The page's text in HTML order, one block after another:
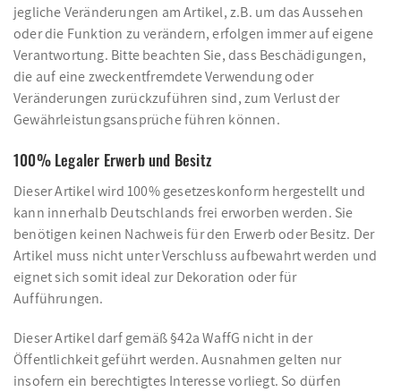
jegliche Veränderungen am Artikel, z.B. um das Aussehen
oder die Funktion zu verändern, erfolgen immer auf eigene
Verantwortung. Bitte beachten Sie, dass Beschädigungen,
die auf eine zweckentfremdete Verwendung oder
Veränderungen zurückzuführen sind, zum Verlust der
Gewährleistungsansprüche führen können.
100% Legaler Erwerb und Besitz
Dieser Artikel wird 100% gesetzeskonform hergestellt und
kann innerhalb Deutschlands frei erworben werden. Sie
benötigen keinen Nachweis für den Erwerb oder Besitz. Der
Artikel muss nicht unter Verschluss aufbewahrt werden und
eignet sich somit ideal zur Dekoration oder für
Aufführungen.
Dieser Artikel darf gemäß §42a WaffG nicht in der
Öffentlichkeit geführt werden. Ausnahmen gelten nur
insofern ein berechtigtes Interesse vorliegt. So dürfen